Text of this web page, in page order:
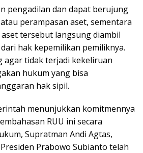
pengadilan dan dapat berujung
perampasan aset, sementara
tersebut langsung diambil
hak kepemilikan pemiliknya.
agar tidak terjadi kekeliruan
hukum yang bisa
hak sipil.
menunjukkan komitmennya
RUU ini secara
Supratman Andi Agtas,
Prabowo Subianto telah